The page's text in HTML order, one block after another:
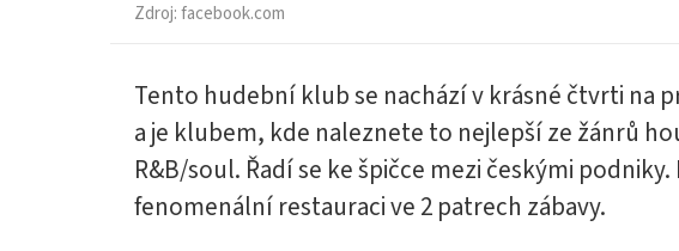
Zdroj:facebook.com
Tento hudební klub se nachází v krásné čtvrti na
a je klubem, kde naleznete to nejlepší ze žánrů
R&B/soul. Řadí se ke špičce mezi českými
fenomenální restauraci ve 2 patrech zábavy.